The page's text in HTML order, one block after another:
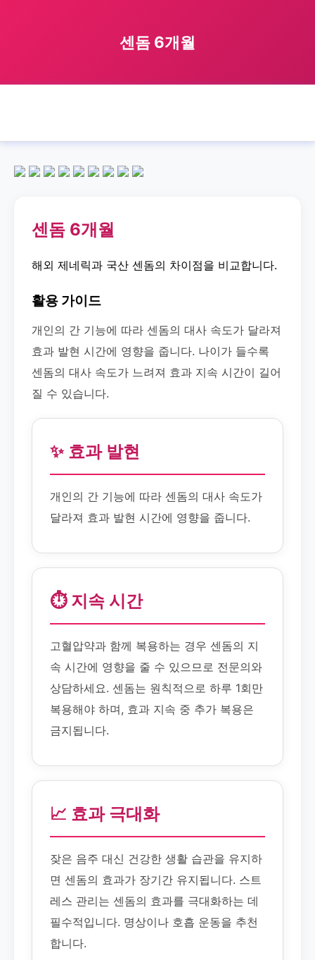
센돔 6개월
센돔 6개월
해외 제네릭과 국산 센돔의 차이점을 비교합니다.
활용 가이드
개인의 간 기능에 따라 센돔의 대사 속도가 달라져
효과 발현 시간에 영향을 줍니다. 나이가 들수록
센돔의 대사 속도가 느려져 효과 지속 시간이 길어
질 수 있습니다.
✨ 효과 발현
개인의 간 기능에 따라 센돔의 대사 속도가
달라져 효과 발현 시간에 영향을 줍니다.
⏱️ 지속 시간
고혈압약과 함께 복용하는 경우 센돔의 지
속 시간에 영향을 줄 수 있으므로 전문의와
상담하세요. 센돔는 원칙적으로 하루 1회만
복용해야 하며, 효과 지속 중 추가 복용은
금지됩니다.
📈 효과 극대화
잦은 음주 대신 건강한 생활 습관을 유지하
면 센돔의 효과가 장기간 유지됩니다. 스트
레스 관리는 센돔의 효과를 극대화하는 데
필수적입니다. 명상이나 호흡 운동을 추천
합니다.